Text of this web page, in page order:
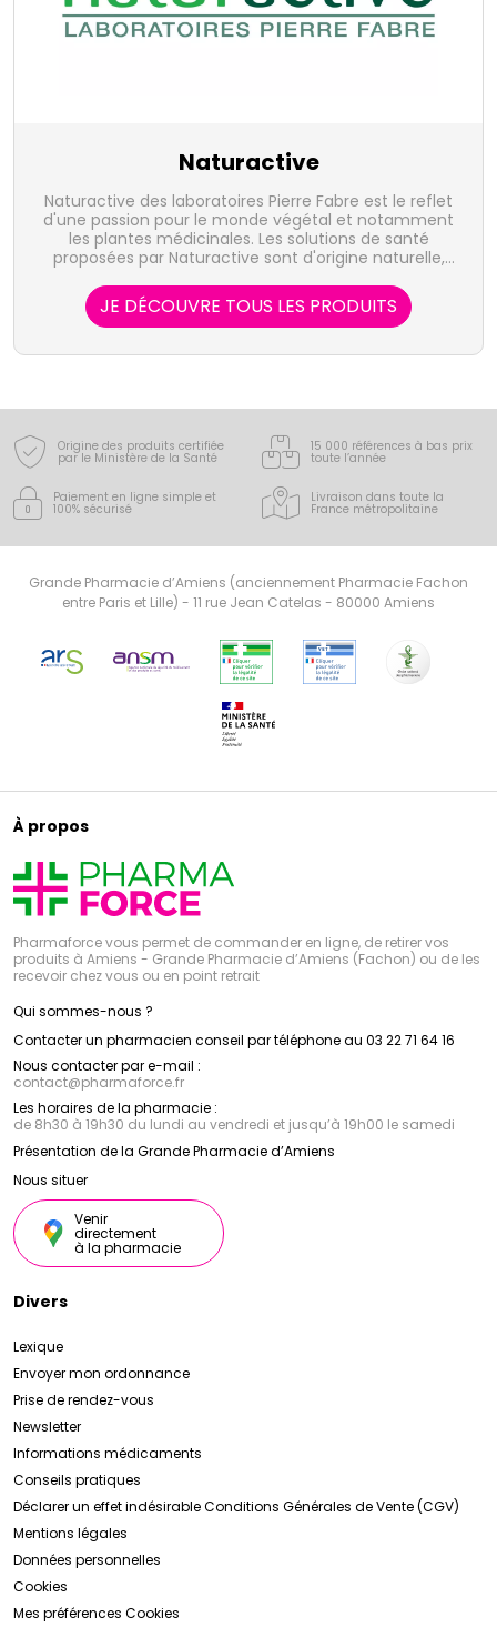
Naturactive
Naturactive des laboratoires Pierre Fabre est le reflet
d'une passion pour le monde végétal et notamment
les plantes médicinales. Les solutions de santé
proposées par Naturactive sont d'origine naturelle,
JE DÉCOUVRE TOUS LES PRODUITS
Origine des produits certifiée
par le Ministère de la Santé
15 000 références à bas prix
toute l’année
Paiement en ligne simple et
100% sécurisé
Livraison dans toute la
France métropolitaine
Grande Pharmacie d’Amiens (anciennement Pharmacie Fachon
entre Paris et Lille) - 11 rue Jean Catelas - 80000 Amiens
À propos
Pharmaforce vous permet de commander en ligne, de retirer vos
produits à Amiens - Grande Pharmacie d’Amiens (Fachon) ou de les
recevoir chez vous ou en point retrait
Qui sommes-nous ?
Contacter un pharmacien conseil par téléphone au 03 22 71 64 16
Nous contacter par e-mail :
contact@pharmaforce.fr
Les horaires de la pharmacie :
de 8h30 à 19h30 du lundi au vendredi et jusqu’à 19h00 le samedi
Présentation de la Grande Pharmacie d’Amiens
Nous situer
Venir
directement
à la pharmacie
Divers
Lexique
Envoyer mon ordonnance
Prise de rendez-vous
Newsletter
Informations médicaments
Conseils pratiques
Déclarer un effet indésirableConditions Générales de Vente (CGV)
Mentions légales
Données personnelles
Cookies
Mes préférences Cookies